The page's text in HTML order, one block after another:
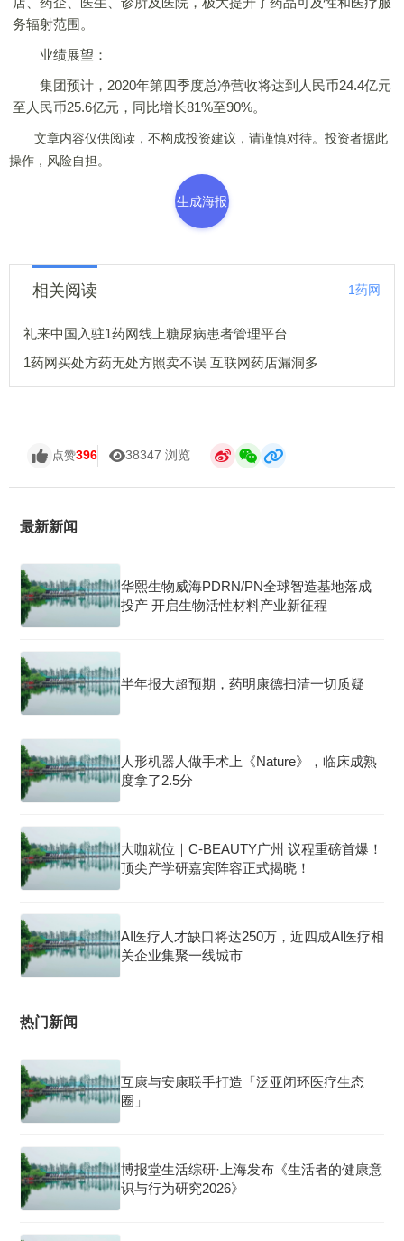
务辐射范围。
业绩展望：
集团预计，2020年第四季度总净营收将达到人民币24.4亿元
至人民币25.6亿元，同比增长81%至90%。
文章内容仅供阅读，不构成投资建议，请谨慎对待。投资者据此
操作，风险自担。
生成海报
相关阅读 1药网
礼来中国入驻1药网线上糖尿病患者管理平台
1药网买处方药无处方照卖不误 互联网药店漏洞多
点赞396 38347 浏览
最新新闻
华熙生物威海PDRN/PN全球智造基地落成
投产 开启生物活性材料产业新征程
半年报大超预期，药明康德扫清一切质疑
人形机器人做手术上《Nature》，临床成熟
度拿了2.5分
大咖就位｜C-BEAUTY广州 议程重磅首爆！
顶尖产学研嘉宾阵容正式揭晓！
AI医疗人才缺口将达250万，近四成AI医疗相
关企业集聚一线城市
热门新闻
互康与安康联手打造「泛亚闭环医疗生态
圈」
博报堂生活综研·上海发布《生活者的健康意
识与行为研究2026》